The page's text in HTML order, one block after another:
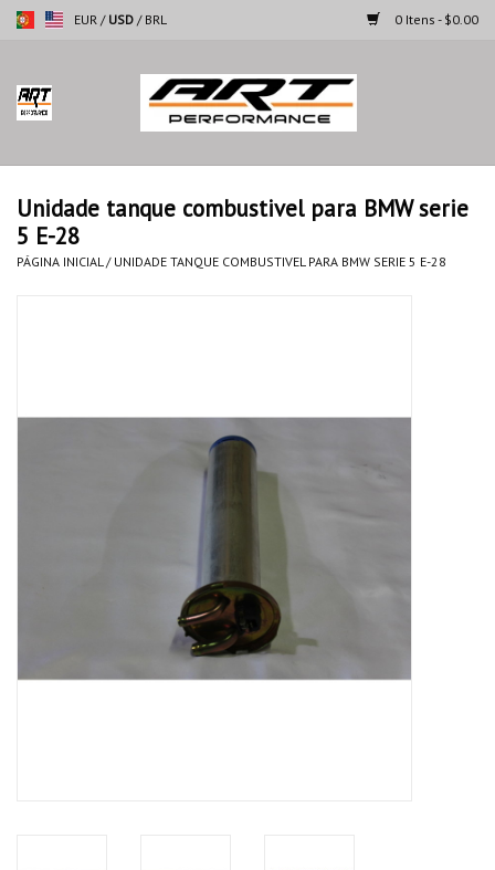
EUR / USD / BRL 0 Itens - $0.00
Página inicial
Motocicletas
Automoveis
Unidade tanque combustivel para BMW serie
5 E-28
PÁGINA INICIAL / UNIDADE TANQUE COMBUSTIVEL PARA BMW SERIE 5 E-28